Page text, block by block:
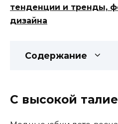
тенденции и тренды,
дизайна
Содержание
С высокой